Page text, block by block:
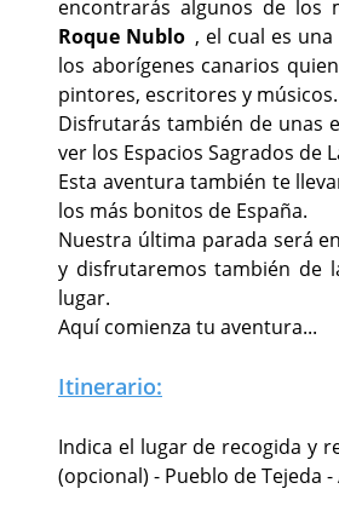
encontrarás algunos de los
Roque Nublo , el cual es
los aborígenes canarios
pintores, escritores y músicos.
Disfrutarás también de unas
ver los Espacios Sagrados de
Esta aventura también te
los más bonitos de España.
Nuestra última parada será
y disfrutaremos también de
lugar.
Aquí comienza tu aventura...
Itinerario:
Indica el lugar de recogida y
(opcional) - Pueblo de Tejeda